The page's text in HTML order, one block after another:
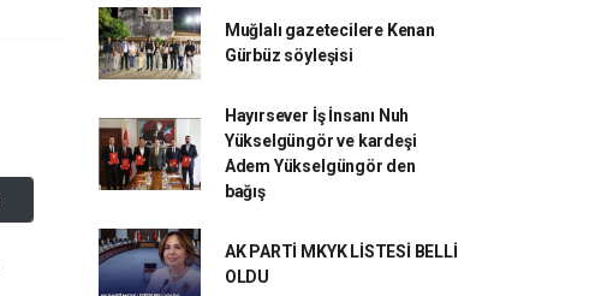
Muğlalı gazetecilere Kenan
Gürbüz söyleşisi
Hayırsever İş İnsanı Nuh
Yükselgüngör ve kardeşi
Adem Yükselgüngör den
bağış
AK PARTİ MKYK LİSTESİ BELLİ
OLDU